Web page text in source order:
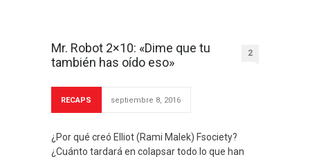
Mr. Robot 2×10: «Dime que tu
también has oído eso»
2
RECAPS septiembre 8, 2016
¿Por qué creó Elliot (Rami Malek) Fsociety?
¿Cuánto tardará en colapsar todo lo que han